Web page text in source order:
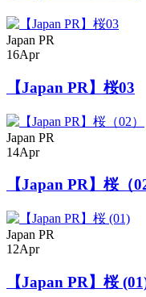
Japan PR
16Apr
【Japan PR】桜03
Japan PR
14Apr
【Japan PR】桜（
Japan PR
12Apr
【Japan PR】桜